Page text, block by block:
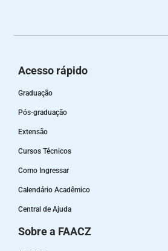
Acesso rápido
Graduação
Pós-graduação
Extensão
Cursos Técnicos
Como Ingressar
Calendário Acadêmico
Central de Ajuda
Sobre a FAACZ